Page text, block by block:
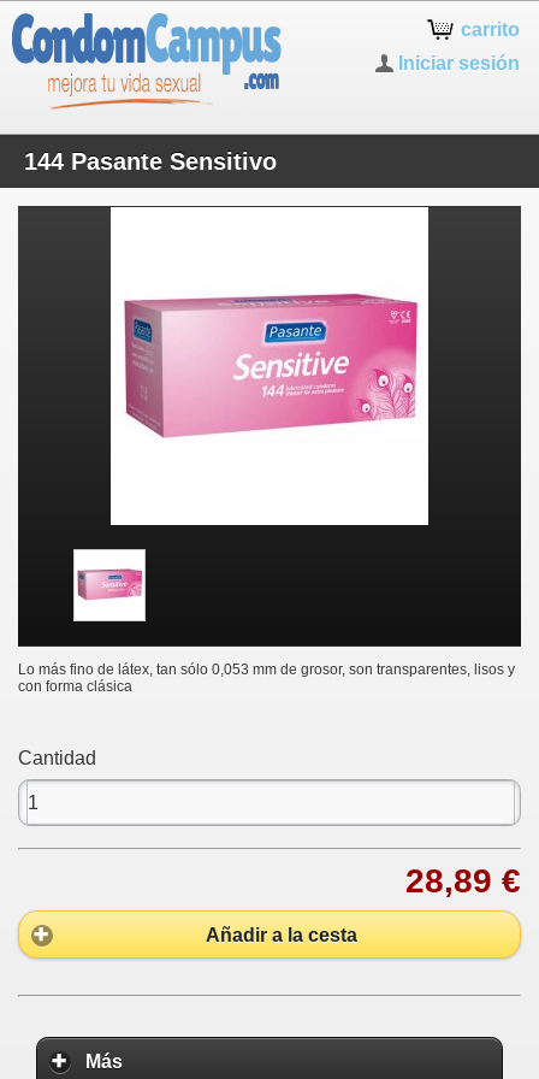
carrito
Iniciar sesión
144 Pasante Sensitivo
Lo más fino de látex, tan sólo 0,053 mm de grosor, son transparentes, lisos y
con forma clásica
Cantidad
28,89 €
Añadir a la cesta
Más